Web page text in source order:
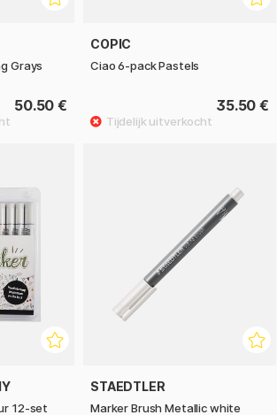
Grays
50.50 €
COPIC
Ciao 6-pack Pastels
35.50 €
12-set
STAEDTLER
Marker Brush Metallic white